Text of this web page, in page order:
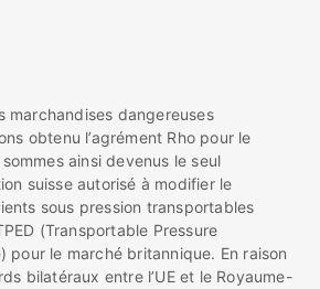
marchandises dangereuses
obtenu l’agrément Rho pour le
ainsi devenus le seul
suisse autorisé à modifier le
sous pression transportables
(Transportable Pressure
pour le marché britannique. En raison
bilatéraux entre l’UE et le Royaume-